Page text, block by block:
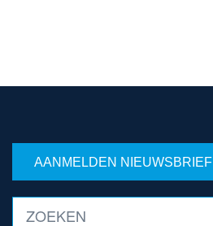
AANMELDEN NIEUWSBRIEF